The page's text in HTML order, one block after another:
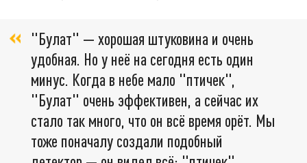
"Булат" — хорошая штуковина и очень
удобная. Но у неё на сегодня есть один
минус. Когда в небе мало "птичек",
"Булат" очень эффективен, а сейчас их
стало так много, что он всё время орёт. Мы
тоже поначалу создали подобный